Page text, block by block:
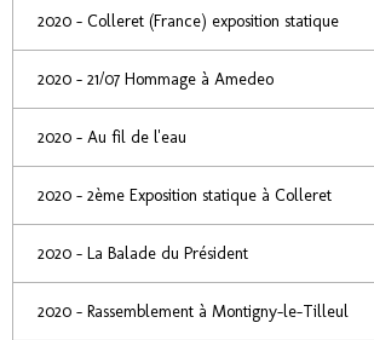
2020 - Colleret (France) exposition statique
2020 - 21/07 Hommage à Amedeo
2020 - Au fil de l'eau
2020 - 2ème Exposition statique à Colleret
2020 - La Balade du Président
2020 - Rassemblement à Montigny-le-Tilleul